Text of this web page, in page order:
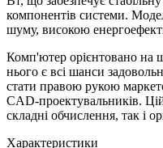
компонентів системи.
шуму, високою
Комп'ютер орієнтовано на
нього є всі шанси
стати правою рукою
CAD-проектувальників.
складні обчислення, так і
Характеристики